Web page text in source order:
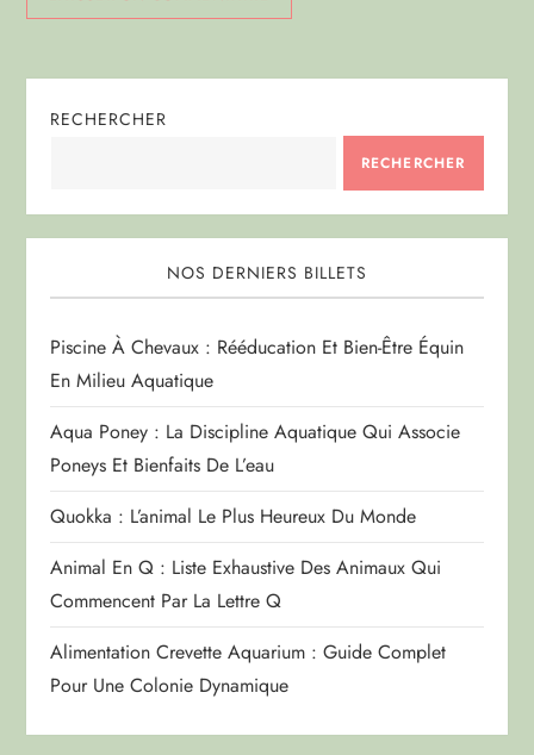
RECHERCHER
RECHERCHER
NOS DERNIERS BILLETS
Piscine À Chevaux : Rééducation Et Bien-Être Équin
En Milieu Aquatique
Aqua Poney : La Discipline Aquatique Qui Associe
Poneys Et Bienfaits De L’eau
Quokka : L’animal Le Plus Heureux Du Monde
Animal En Q : Liste Exhaustive Des Animaux Qui
Commencent Par La Lettre Q
Alimentation Crevette Aquarium : Guide Complet
Pour Une Colonie Dynamique